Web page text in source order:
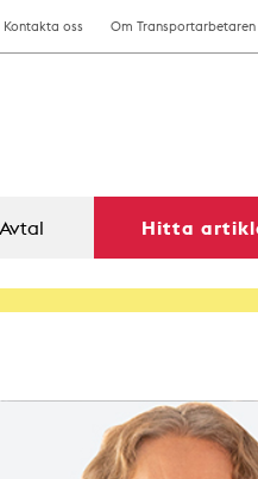
Kontakta oss Om Transportarbetaren
Hitta